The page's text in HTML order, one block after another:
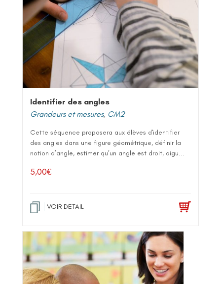
Identifier des angles
Grandeurs et mesures, CM2
Cette séquence proposera aux élèves d'identifier
des angles dans une figure géométrique, définir la
notion d’angle, estimer qu’un angle est droit, aigu...
5,00€
VOIR DETAIL